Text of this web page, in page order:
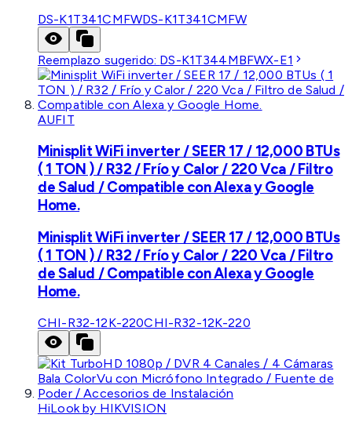
DS-K1T341CMFWDS-K1T341CMFW
Reemplazo sugerido: DS-K1T344MBFWX-E1
AUFIT
Minisplit WiFi inverter / SEER 17 / 12,000 BTUs
( 1 TON ) / R32 / Frío y Calor / 220 Vca / Filtro
de Salud / Compatible con Alexa y Google
Home.
Minisplit WiFi inverter / SEER 17 / 12,000 BTUs
( 1 TON ) / R32 / Frío y Calor / 220 Vca / Filtro
de Salud / Compatible con Alexa y Google
Home.
CHI-R32-12K-220CHI-R32-12K-220
HiLook by HIKVISION